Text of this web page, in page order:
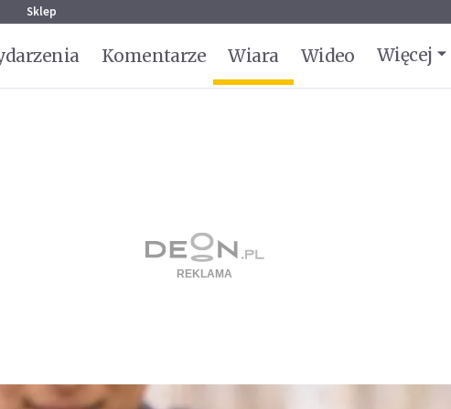
Sklep
Komentarze Wiara Wideo Więcej